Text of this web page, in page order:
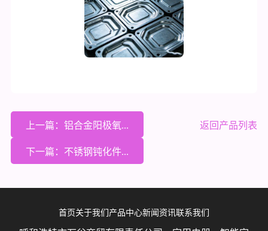
上一篇：铝合金阳极氧... 返回产品列表
下一篇：不锈钢钝化件...
首页 关于我们 产品中心新闻资讯联系我们